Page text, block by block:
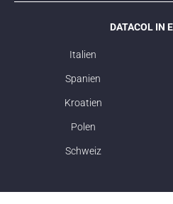
DATACOL IN
Italien
Spanien
Kroatien
Polen
Schweiz